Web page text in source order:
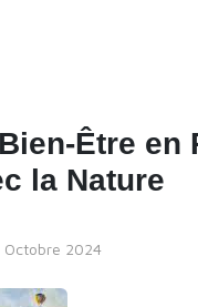
Être en
la Nature
Octobre 2024